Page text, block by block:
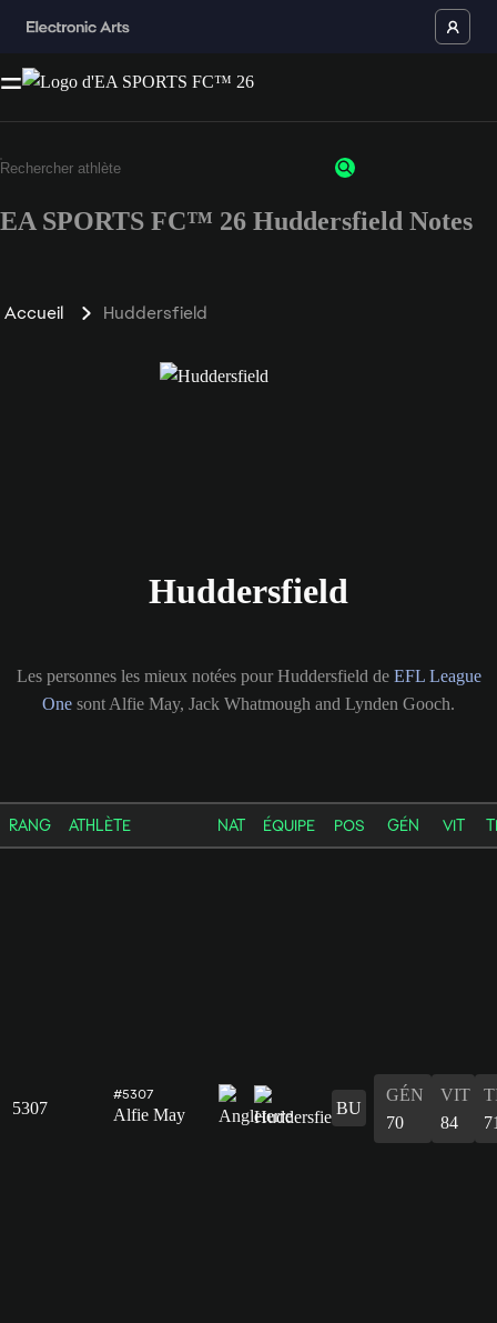
EA SPORTS FC™ 26 Huddersfield Notes
Accueil Huddersfield
Huddersfield
Les personnes les mieux notées pour Huddersfield de EFL League
One sont Alfie May, Jack Whatmough and Lynden Gooch.
RANG ATHLÈTE NAT ÉQUIPE POS GÉN VIT
5307
#5307
Alfie May BU
GÉN
70
VIT
84